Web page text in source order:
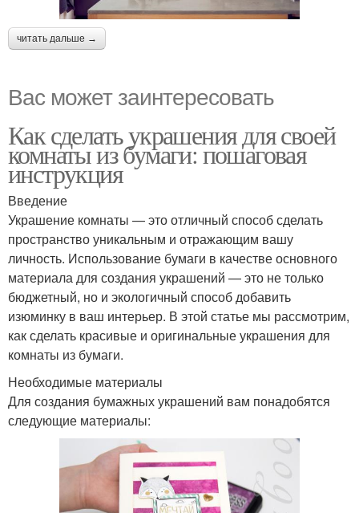
читать дальше →
Вас может заинтересовать
Как сделать украшения для своей
комнаты из бумаги: пошаговая
инструкция
Введение
Украшение комнаты — это отличный способ сделать
пространство уникальным и отражающим вашу
личность. Использование бумаги в качестве основного
материала для создания украшений — это не только
бюджетный, но и экологичный способ добавить
изюминку в ваш интерьер. В этой статье мы рассмотрим,
как сделать красивые и оригинальные украшения для
комнаты из бумаги.
Необходимые материалы
Для создания бумажных украшений вам понадобятся
следующие материалы: